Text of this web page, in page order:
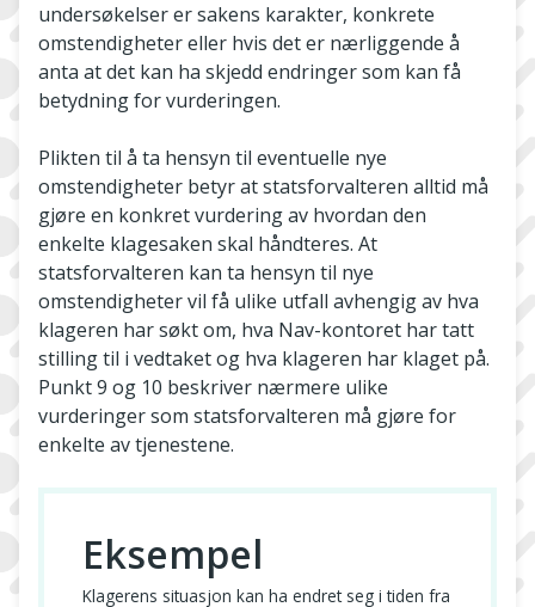
undersøkelser er sakens karakter, konkrete
omstendigheter eller hvis det er nærliggende å
anta at det kan ha skjedd endringer som kan få
betydning for vurderingen.
Plikten til å ta hensyn til eventuelle nye
omstendigheter betyr at statsforvalteren alltid må
gjøre en konkret vurdering av hvordan den
enkelte klagesaken skal håndteres. At
statsforvalteren kan ta hensyn til nye
omstendigheter vil få ulike utfall avhengig av hva
klageren har søkt om, hva Nav-­kontoret har tatt
stilling til i vedtaket og hva klageren har klaget på.
Punkt 9 og 10 beskriver nærmere ulike
vurderinger som statsforvalteren må gjøre for
enkelte av tjenestene.
Eksempel
Klagerens situasjon kan ha endret seg i tiden fra